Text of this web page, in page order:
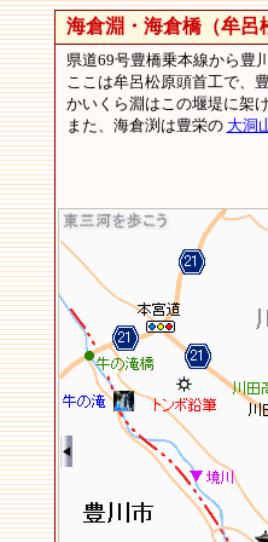
海倉淵・海倉橋（牟呂
県道69号豊橋乗本線から豊
ここは牟呂松原頭首工で、
かいくら淵はこの堰堤に架
また、海倉渕は豊栄の 大洞